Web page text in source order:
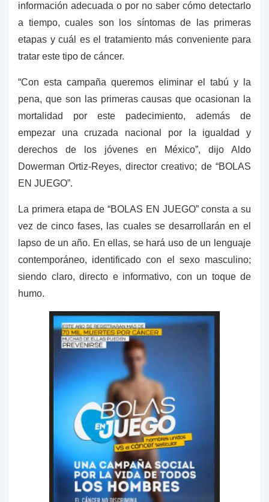
información adecuada o por no saber cómo detectarlo
a tiempo, cuales son los síntomas de las primeras
etapas y cuál es el tratamiento más conveniente para
tratar este tipo de cáncer.
“Con esta campaña queremos eliminar el tabú y la
pena, que son las primeras causas que ocasionan la
mortalidad por este padecimiento, además de
empezar una cruzada nacional por la igualdad y
derechos de los jóvenes en México”, dijo Aldo
Dowerman Ortiz-Reyes, director creativo; de “BOLAS
EN JUEGO”.
La primera etapa de “BOLAS EN JUEGO” consta a su
vez de cinco fases, las cuales se desarrollarán en el
lapso de un año. En ellas, se hará uso de un lenguaje
contemporáneo, identificado con el sexo masculino;
siendo claro, directo e informativo, con un toque de
humo.